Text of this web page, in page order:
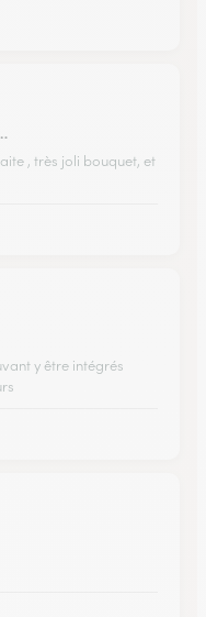
, très joli bouquet, et
y être intégrés